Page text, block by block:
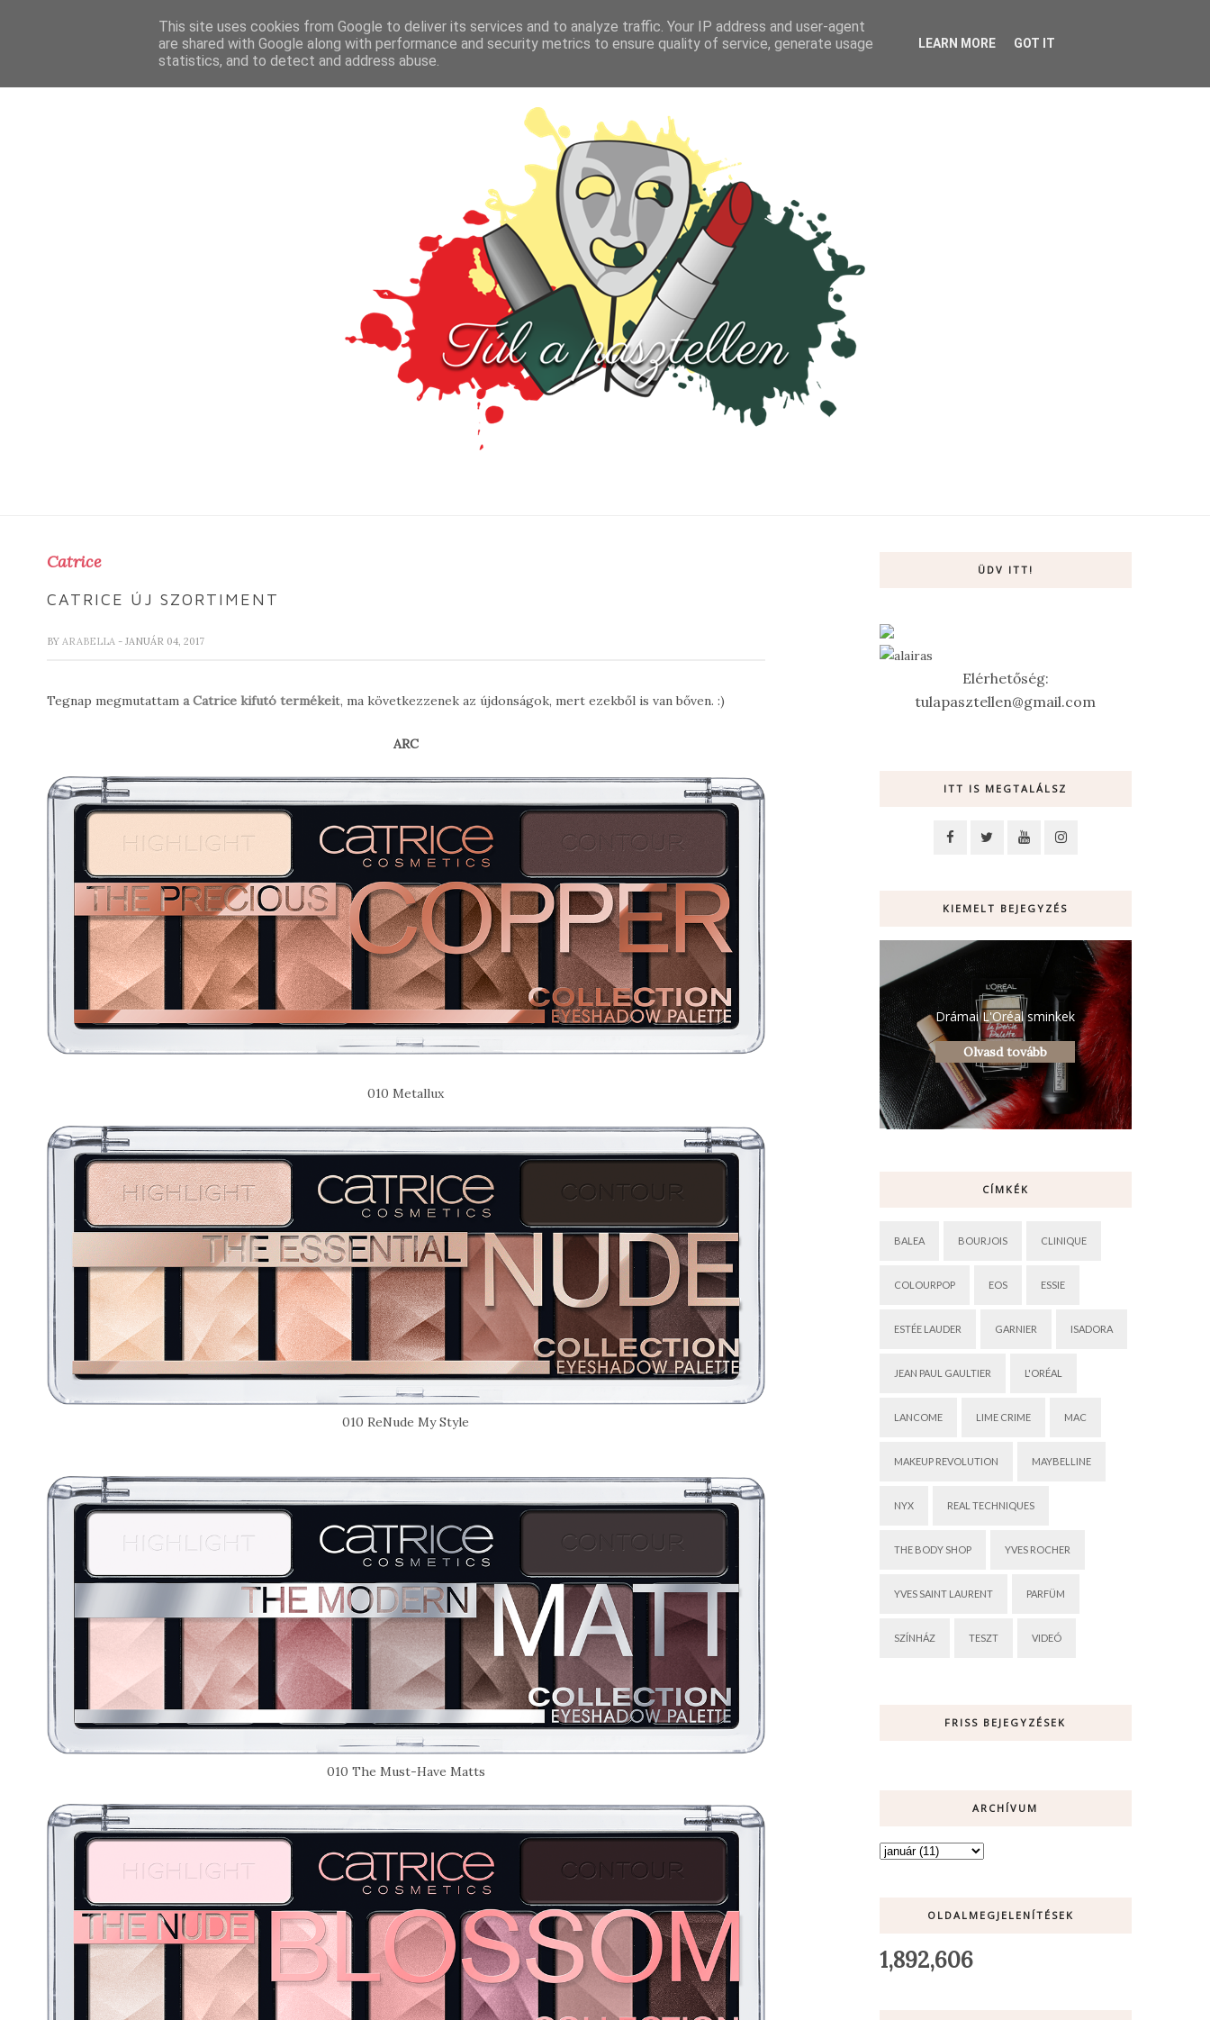
FŐOLDAL TESZT PARFÜM KULTÚRA VIDEÓ
Catrice
CATRICE ÚJ SZORTIMENT
BY ARABELLA - JANUÁR 04, 2017
Tegnap megmutattam a Catrice kifutó termékeit, ma következzenek az újdonságok, mert ezekből is van bőven. :)
ARC
010 Metallux
010 ReNude My Style
010 The Must-Have Matts
ÜDV ITT!
Elérhetőség:
tulapasztellen@gmail.com
ITT IS MEGTALÁLSZ
KIEMELT BEJEGYZÉS
Drámai L'Oréal sminkek
Olvasd tovább
CÍMKÉK
BALEA BOURJOIS CLINIQUE
COLOURPOP EOS ESSIE
ESTÉE LAUDER GARNIER ISADORA
JEAN PAUL GAULTIER L'ORÉAL
LANCOME LIME CRIME MAC
MAKEUP REVOLUTION MAYBELLINE
NYX REAL TECHNIQUES
THE BODY SHOP YVES ROCHER
YVES SAINT LAURENT PARFÜM
SZÍNHÁZ TESZT VIDEÓ
FRISS BEJEGYZÉSEK
ARCHÍVUM
OLDALMEGJELENÍTÉSEK
1,892,606
This site uses cookies from Google to deliver its services and to analyze traffic. Your IP address and user-agent
are shared with Google along with performance and security metrics to ensure quality of service, generate usage
statistics, and to detect and address abuse.
LEARN MORE GOT IT